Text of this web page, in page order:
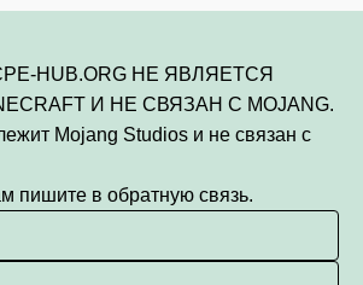
HUB.ORG НЕ ЯВЛЯЕТСЯ
И НЕ СВЯЗАН С MOJANG.
Mojang Studios и не связан с
пишите в обратную связь.